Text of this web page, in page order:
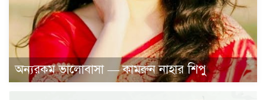
অন্যরকম ভালোবাসা — কামরুন নাহার শিপু